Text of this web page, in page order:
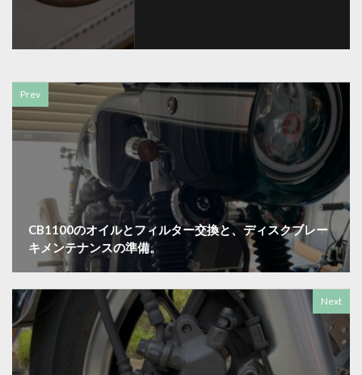
Prev
CB1100のオイルとフィルター交換と、ディスクブレー
キメンテナンスの準備。
Next